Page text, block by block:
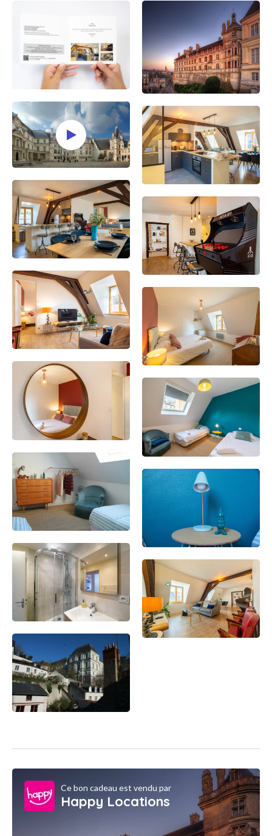
Ce bon cadeau est vendu par
Happy Locations